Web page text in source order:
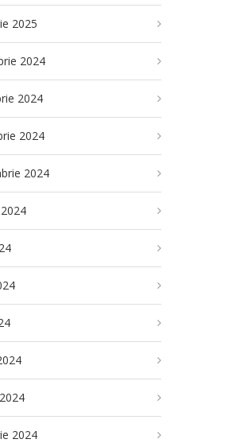
2025
2024
2024
2024
2024
2024